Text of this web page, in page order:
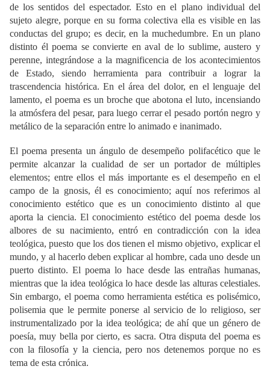
de los sentidos del espectador. Esto en el plano individual del
sujeto alegre, porque en su forma colectiva ella es visible en las
conductas del grupo; es decir, en la muchedumbre. En un plano
distinto él poema se convierte en aval de lo sublime, austero y
perenne, integrándose a la magnificencia de los acontecimientos
de Estado, siendo herramienta para contribuir a lograr la
trascendencia histórica. En el área del dolor, en el lenguaje del
lamento, el poema es un broche que abotona el luto, incensiando
la atmósfera del pesar, para luego cerrar el pesado portón negro y
metálico de la separación entre lo animado e inanimado.
El poema presenta un ángulo de desempeño polifacético que le
permite alcanzar la cualidad de ser un portador de múltiples
elementos; entre ellos el más importante es el desempeño en el
campo de la gnosis, él es conocimiento; aquí nos referimos al
conocimiento estético que es un conocimiento distinto al que
aporta la ciencia. El conocimiento estético del poema desde los
albores de su nacimiento, entró en contradicción con la idea
teológica, puesto que los dos tienen el mismo objetivo, explicar el
mundo, y al hacerlo deben explicar al hombre, cada uno desde un
puerto distinto. El poema lo hace desde las entrañas humanas,
mientras que la idea teológica lo hace desde las alturas celestiales.
Sin embargo, el poema como herramienta estética es polisémico,
polisemia que le permite ponerse al servicio de lo religioso, ser
instrumentalizado por la idea teológica; de ahí que un género de
poesía, muy bella por cierto, es sacra. Otra disputa del poema es
con la filosofía y la ciencia, pero nos detenemos porque no es
tema de esta crónica.